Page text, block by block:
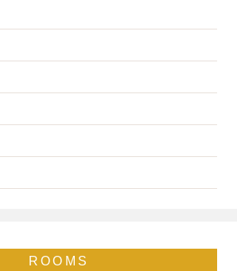
ROOMS